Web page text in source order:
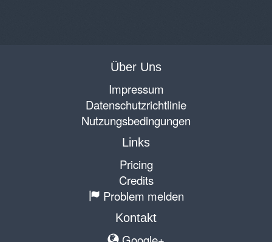
Über Uns
Impressum
Datenschutzrichtlinie
Nutzungsbedingungen
Links
Pricing
Credits
Problem melden
Kontakt